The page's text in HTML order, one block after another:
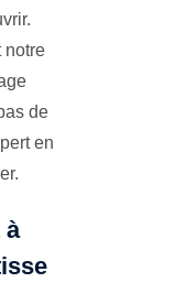
notre
de
en
à